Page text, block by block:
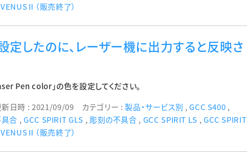
（販売終了）
定したのに、レーザー機に出力すると反映さ
Pen color」の色を設定してください。
新日時 : 2021/09/09 カテゴリー :製品・サービス別 , GCC S400 ,
具合 , GCC SPIRIT GLS , 彫刻の不具合 , GCC SPIRIT LS , GCC SPIRIT
（販売終了）